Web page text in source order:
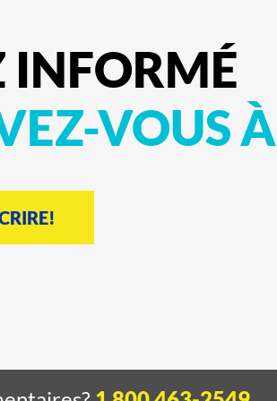
INFORMÉ
VOUSÀ